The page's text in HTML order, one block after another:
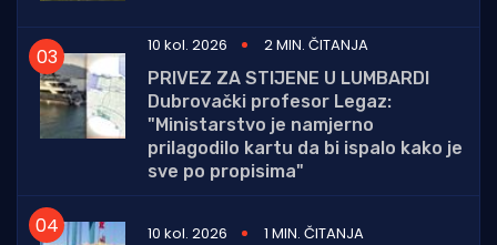
10 kol. 2026
2 MIN. ČITANJA
PRIVEZ ZA STIJENE U LUMBARDI
Dubrovački profesor Legaz:
"Ministarstvo je namjerno
prilagodilo kartu da bi ispalo kako je
sve po propisima"
10 kol. 2026
1 MIN. ČITANJA